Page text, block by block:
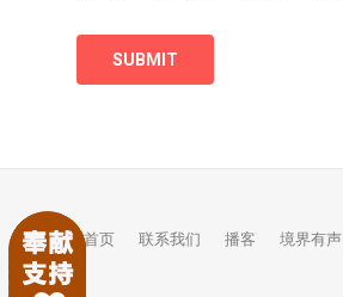
首页 联系我们 播客 境界有声